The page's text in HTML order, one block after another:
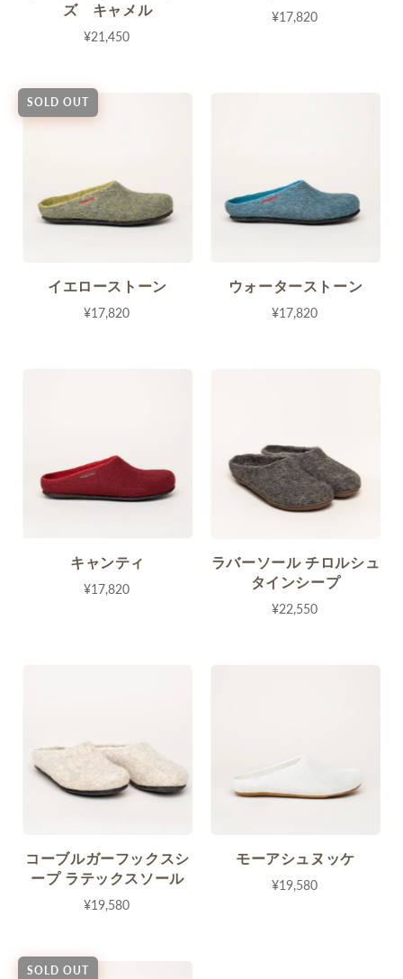
ズ キャメル
¥21,450
¥17,820
SOLD OUT
イエローストーン
¥17,820
ウォーターストーン
¥17,820
キャンティ
¥17,820
ラバーソール チロルシュ
タインシープ
¥22,550
コーブルガーフックスシ
ープ ラテックスソール
¥19,580
モーアシュヌッケ
¥19,580
SOLD OUT